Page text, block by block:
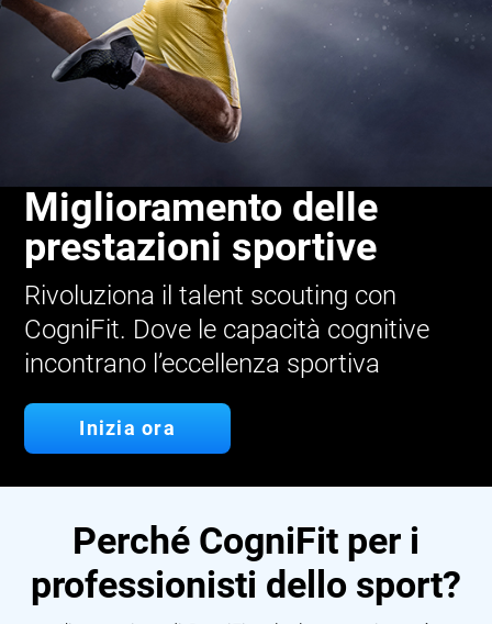
Miglioramento delle
prestazioni sportive
Rivoluziona il talent scouting con
CogniFit. Dove le capacità cognitive
incontrano l’eccellenza sportiva
Inizia ora
Perché CogniFit per i
professionisti dello sport?